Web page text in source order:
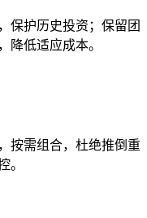
保护历史投资；保留团
降低适应成本。
按需组合，杜绝推倒重
。